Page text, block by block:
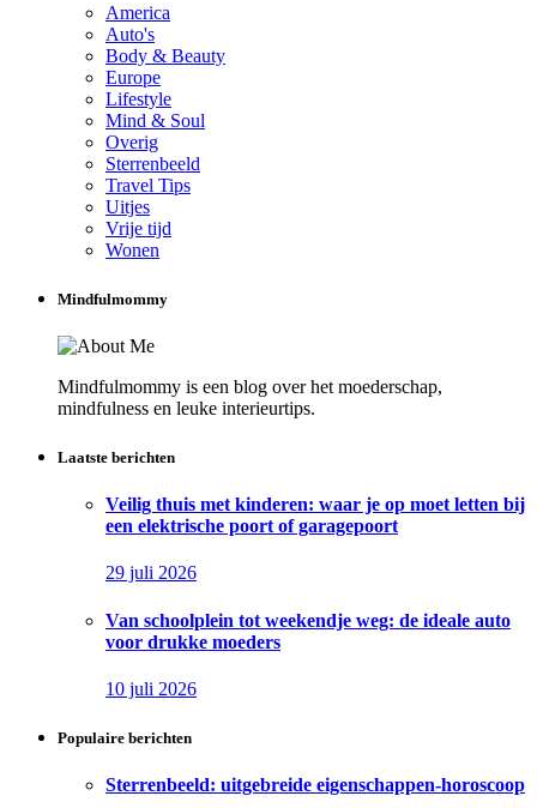
America
Auto's
Body & Beauty
Europe
Lifestyle
Mind & Soul
Overig
Sterrenbeeld
Travel Tips
Uitjes
Vrije tijd
Wonen
Mindfulmommy
Mindfulmommy is een blog over het moederschap,
mindfulness en leuke interieurtips.
Laatste berichten
Veilig thuis met kinderen: waar je op moet letten bij
een elektrische poort of garagepoort
29 juli 2026
Van schoolplein tot weekendje weg: de ideale auto
voor drukke moeders
10 juli 2026
Populaire berichten
Sterrenbeeld: uitgebreide eigenschappen-horoscoop